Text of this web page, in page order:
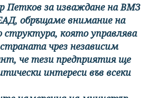
Петков за изваждане на ВМЗ
обръщаме внимание на
която управлява
чрез независим
че тези предприятия ще
интереси във всеки